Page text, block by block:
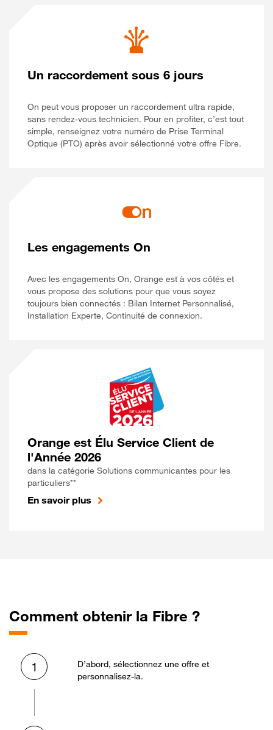
Un raccordement sous 6 jours
On peut vous proposer un raccordement ultra rapide,
sans rendez-vous technicien. Pour en profiter, c’est tout
simple, renseignez votre numéro de Prise Terminal
Optique (PTO) après avoir sélectionné votre offre Fibre.
Les engagements On
Avec les engagements On, Orange est à vos côtés et
vous propose des solutions pour que vous soyez
toujours bien connectés : Bilan Internet Personnalisé,
Installation Experte, Continuité de connexion.
Orange est Élu Service Client de
l'Année 2026
dans la catégorie Solutions communicantes pour les
particuliers**
En savoir plus
Comment obtenir la Fibre ?
1
D’abord, sélectionnez une offre et
personnalisez-la.